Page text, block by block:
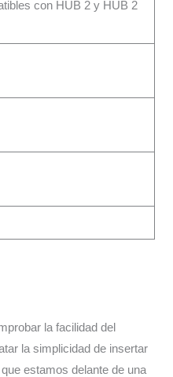
con HUB 2 y HUB 2
la facilidad del
la simplicidad de insertar
estamos delante de una